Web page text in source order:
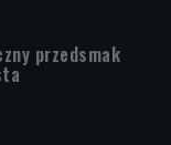
przedsmak